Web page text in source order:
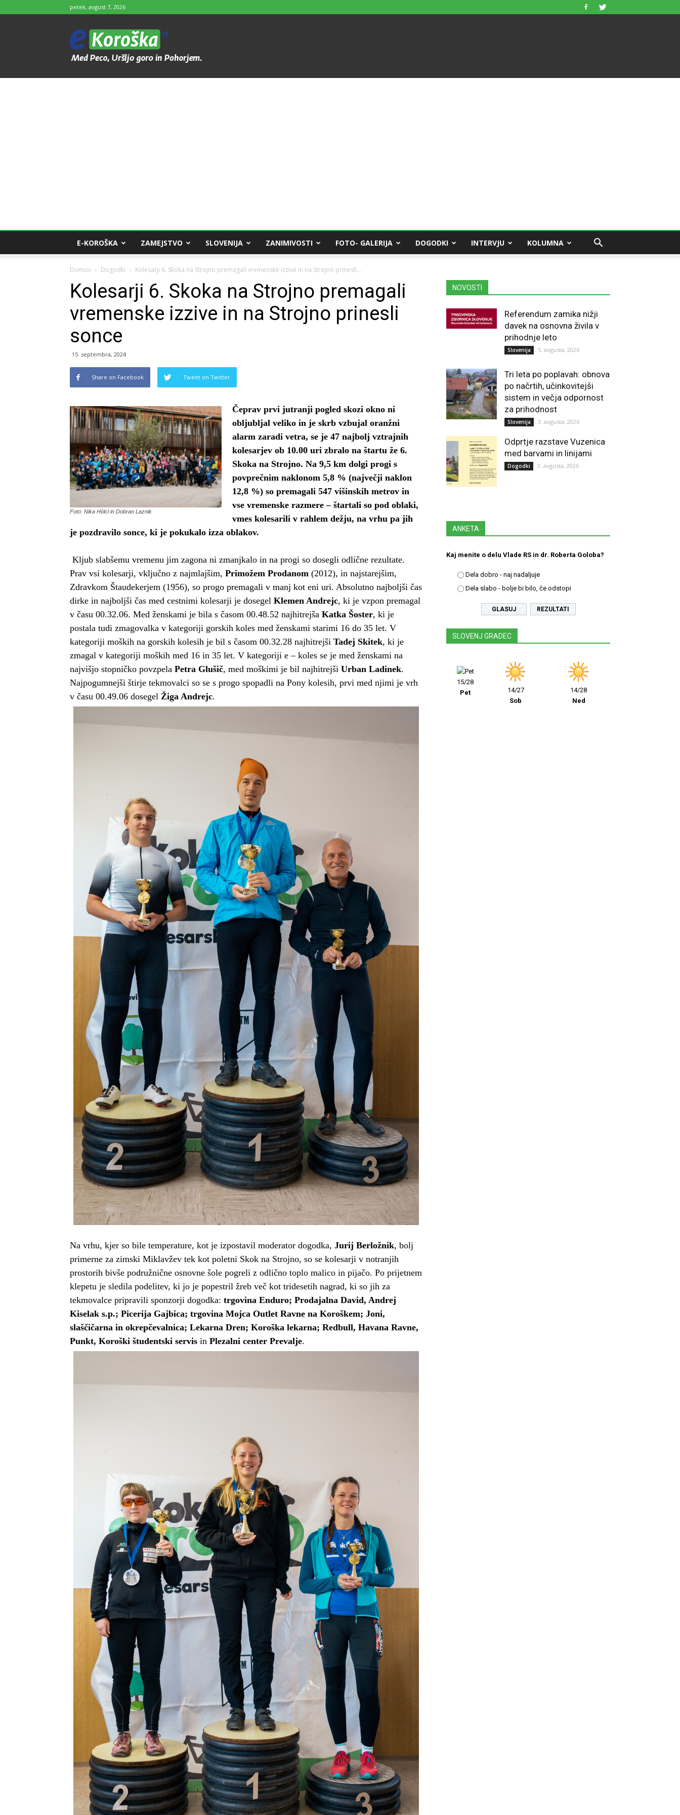
petek, avgust 7, 2026
e-
Koroška
E-KOROŠKA ZAMEJSTVO SLOVENIJA ZANIMIVOSTI FOTO- GALERIJA DOGODKI INTERVJU KOLUMNA
Domov Dogodki Kolesarji 6. Skoka na Strojno premagali vremenske izzive in na Strojno prinesli...
Kolesarji 6. Skoka na Strojno premagali
vremenske izzive in na Strojno prinesli
sonce
15. septembra, 2024
Share on Facebook Tweet on Twitter
Foto: Nika Hölcl in Dobran Laznik
Čeprav prvi jutranji pogled skozi okno ni
obljubljal veliko in je skrb vzbujal oranžni
alarm zaradi vetra, se je 47 najbolj vztrajnih
kolesarjev ob 10.00 uri zbralo na štartu že 6.
Skoka na Strojno. Na 9,5 km dolgi progi s
povprečnim naklonom 5,8 % (največji naklon
12,8 %) so premagali 547 višinskih metrov in
vse vremenske razmere – štartali so pod oblaki,
vmes kolesarili v rahlem dežju, na vrhu pa jih
je pozdravilo sonce, ki je pokukalo izza oblakov.
Kljub slabšemu vremenu jim zagona ni zmanjkalo in na progi so dosegli odlične rezultate.
Prav vsi kolesarji, vključno z najmlajšim, Primožem Prodanom (2012), in najstarejšim,
Zdravkom Štaudekerjem (1956), so progo premagali v manj kot eni uri. Absolutno najboljši čas
dirke in najboljši čas med cestnimi kolesarji je dosegel Klemen Andrejc, ki je vzpon premagal
v času 00.32.06. Med ženskami je bila s časom 00.48.52 najhitrejša Katka Šoster, ki je
postala tudi zmagovalka v kategoriji gorskih koles med ženskami starimi 16 do 35 let. V
kategoriji moških na gorskih kolesih je bil s časom 00.32.28 najhitrejši Tadej Skitek, ki je
zmagal v kategoriji moških med 16 in 35 let. V kategoriji e – koles se je med ženskami na
najvišjo stopničko povzpela Petra Glušič, med moškimi je bil najhitrejši Urban Ladinek.
Najpogumnejši štirje tekmovalci so se s progo spopadli na Pony kolesih, prvi med njimi je vrh
v času 00.49.06 dosegel Žiga Andrejc.
Na vrhu, kjer so bile temperature, kot je izpostavil moderator dogodka, Jurij Berložnik, bolj
primerne za zimski Miklavžev tek kot poletni Skok na Strojno, so se kolesarji v notranjih
prostorih bivše podružnične osnovne šole pogreli z odlično toplo malico in pijačo. Po prijetnem
klepetu je sledila podelitev, ki jo je popestril žreb več kot tridesetih nagrad, ki so jih za
tekmovalce pripravili sponzorji dogodka: trgovina Enduro; Prodajalna David, Andrej
Kiselak s.p.; Picerija Gajbica; trgovina Mojca Outlet Ravne na Koroškem; Joni,
slaščičarna in okrepčevalnica; Lekarna Dren; Koroška lekarna; Redbull, Havana Ravne,
Punkt, Koroški študentski servis in Plezalni center Prevalje.
NOVOSTI
Referendum zamika nižji
davek na osnovna živila v
prihodnje leto
Slovenija 5. avgusta, 2026
Tri leta po poplavah: obnova
po načrtih, učinkovitejši
sistem in večja odpornost
za prihodnost
Slovenija 3. avgusta, 2026
Odprtje razstave Vuzenica
med barvami in linijami
Dogodki 3. avgusta, 2026
ANKETA
Kaj menite o delu Vlade RS in dr. Roberta Goloba?
Dela dobro - naj nadaljuje
Dela slabo - bolje bi bilo, če odstopi
REZULTATI
SLOVENJ GRADEC
15/28
Pet
14/27
Sob
14/28
Ned